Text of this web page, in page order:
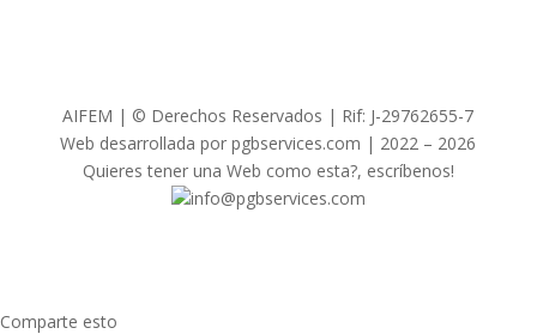
AIFEM | © Derechos Reservados | Rif: J-29762655-7
Web desarrollada por pgbservices.com | 2022 – 2026
Quieres tener una Web como esta?, escríbenos!
info@pgbservices.com
Comparte esto